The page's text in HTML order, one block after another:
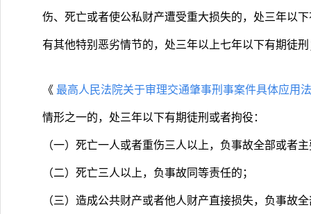
伤、死亡或者使公私财产遭受重大损失的，处三年以
有其他特别恶劣情节的，处三年以上七年以下有期徒
《 最高人民法院关于审理交通肇事刑事案件具体应用
情形之一的，处三年以下有期徒刑或者拘役：
（一）死亡一人或者重伤三人以上，负事故全部或者
（二）死亡三人以上，负事故同等责任的；
（三）造成公共财产或者他人财产直接损失，负事故